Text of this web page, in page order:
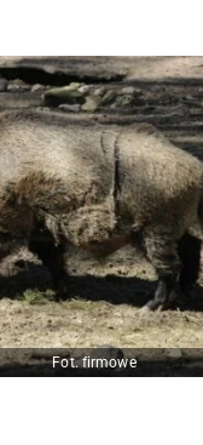
Fot. firmowe